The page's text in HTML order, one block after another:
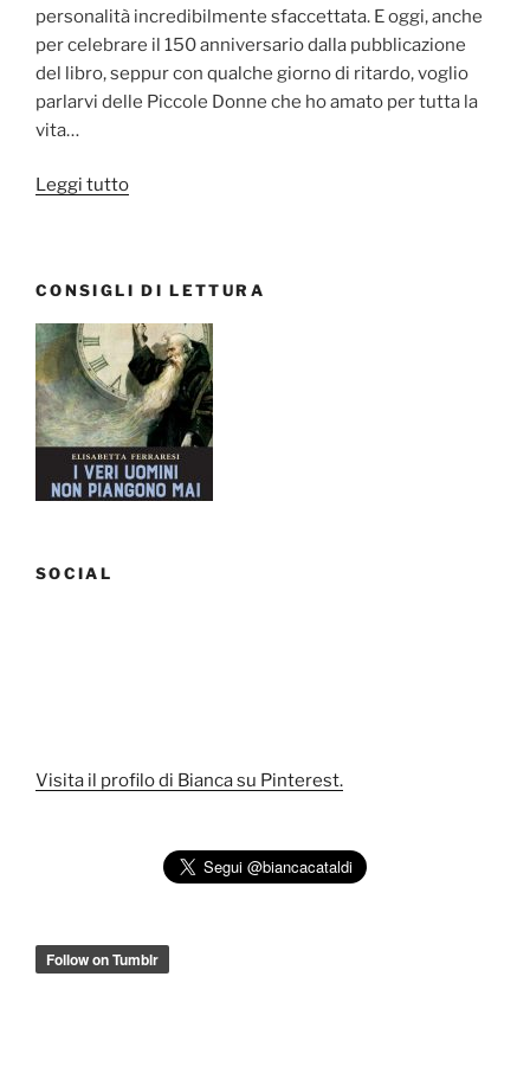
personalità incredibilmente sfaccettata. E oggi, anche
per celebrare il 150 anniversario dalla pubblicazione
del libro, seppur con qualche giorno di ritardo, voglio
parlarvi delle Piccole Donne che ho amato per tutta la
vita…
Leggi tutto“Eravamo
CONSIGLI DI LETTURA
SOCIAL
Visita il profilo di Bianca su Pinterest.